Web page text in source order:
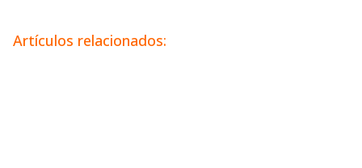
Artículos relacionados: